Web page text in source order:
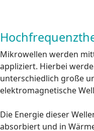
Mikrowellen werden
appliziert. Hierbei
unterschiedlich große
elektromagnetische
Die Energie dieser
absorbiert und in